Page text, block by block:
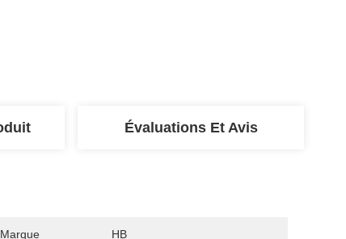
Évaluations Et Avis
HB